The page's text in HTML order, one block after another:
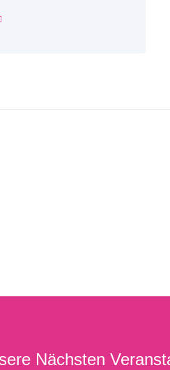
Nächsten